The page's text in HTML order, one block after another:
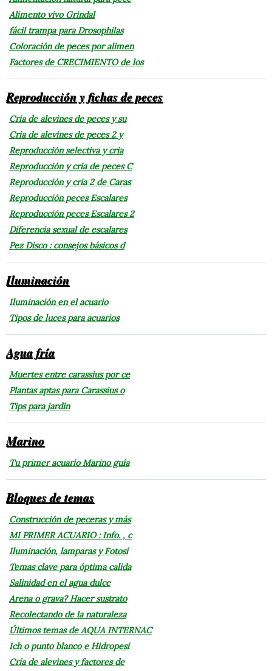
Alimento vivo Grindal
fácil trampa para Drosophilas
Coloración de peces por alimen
Factores de CRECIMIENTO de los
Reproducción y fichas de peces
Cria de alevines de peces y su
Cria de alevines de peces 2 y
Reproducción selectiva y cria
Reproducción y cria de peces C
Reproducción y cria 2 de Caras
Reproducción peces Escalares
Reproducción peces Escalares 2
Diferencia sexual de escalares
Pez Disco : consejos básicos d
Iluminación
Iluminación en el acuario
Tipos de luces para acuarios
Agua fría
Muertes entre carassius por ce
Plantas aptas para Carassius o
Tips para jardín
Marino
Tu primer acuario Marino guía
Bloques de temas
Construcción de peceras y más
MI PRIMER ACUARIO : Info. , c
Iluminación, lamparas y Fotosí
Temas clave para óptima calida
Salinidad en el agua dulce
Arena o grava? Hacer sustrato
Recolectando de la naturaleza
Últimos temas de AQUA INTERNAC
Ich o punto blanco e Hidropesi
Cría de alevines y factores de